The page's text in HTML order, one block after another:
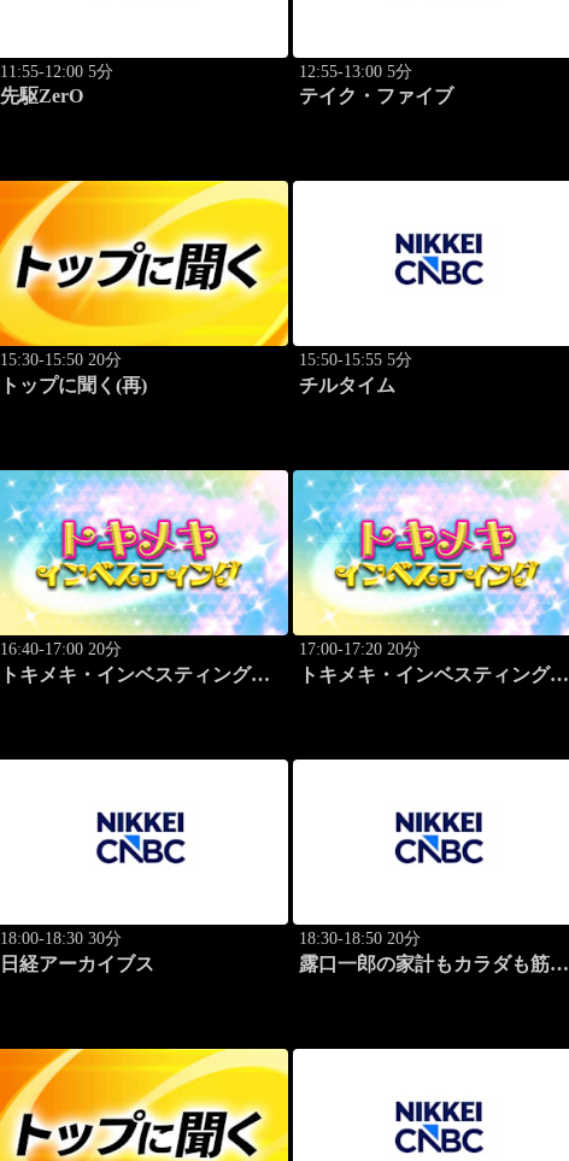
11:55-12:00 5分
先駆ZerO
12:55-13:00 5分
テイク・ファイブ
15:30-15:50 20分
トップに聞く(再)
15:50-15:55 5分
チルタイム
16:40-17:00 20分
トキメキ・インベスティング・
17:00-17:20 20分
トキメキ・インベスティング・
18:00-18:30 30分
日経アーカイブス
18:30-18:50 20分
露口一郎の家計もカラダも筋肉